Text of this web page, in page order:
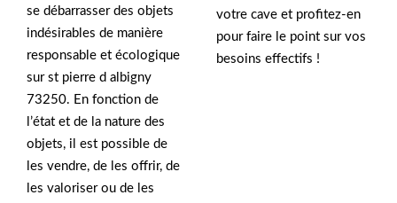
se débarrasser des objets
indésirables de manière
responsable et écologique
sur st pierre d albigny
73250. En fonction de
l’état et de la nature des
objets, il est possible de
les vendre, de les offrir, de
les valoriser ou de les
votre cave et profitez-en
pour faire le point sur vos
besoins effectifs !